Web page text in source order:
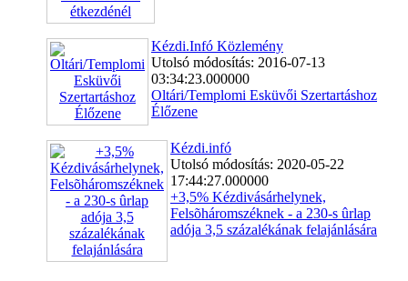
Kézdi.Infó Közlemény
Utolsó módosítás: 2016-07-13
03:34:23.000000
Oltári/Templomi Esküvői Szertartáshoz
Élőzene
Kézdi.infó
Utolsó módosítás: 2020-05-22
17:44:27.000000
+3,5% Kézdivásárhelynek,
Felsõháromszéknek - a 230-s ûrlap
adója 3,5 százalékának felajánlására